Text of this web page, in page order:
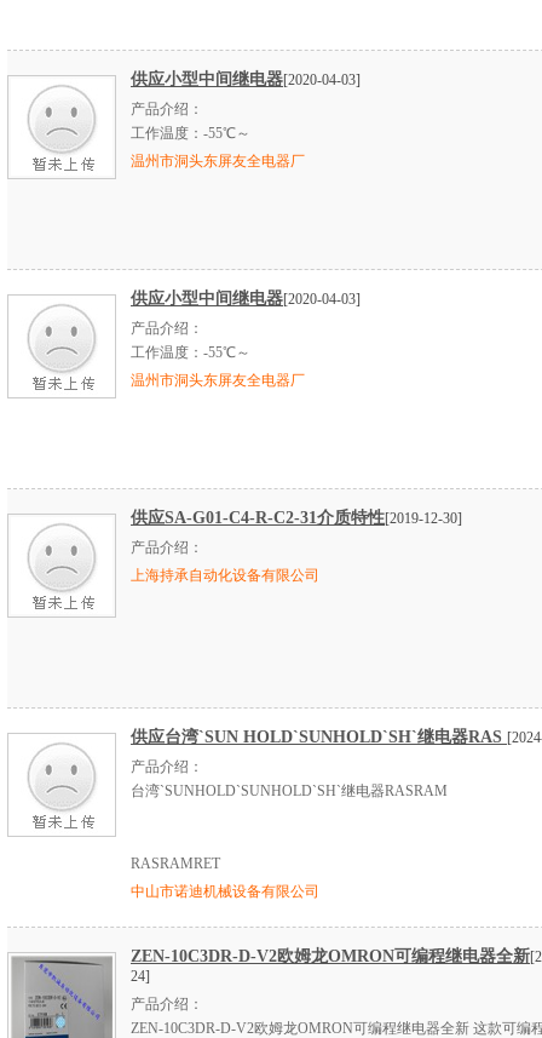
供应小型中间继电器[2020-04-03]
产品介绍：
工作温度：-55℃～
温州市洞头东屏友全电器厂
供应小型中间继电器[2020-04-03]
产品介绍：
工作温度：-55℃～
温州市洞头东屏友全电器厂
供应SA-G01-C4-R-C2-31介质特性[2019-12-30]
产品介绍：
上海持承自动化设备有限公司
供应台湾`SUN HOLD`SUNHOLD`SH`继电器RAS
产品介绍：
台湾`SUNHOLD`SUNHOLD`SH`继电器RASRAM
RASRAMRET
中山市诺迪机械设备有限公司
ZEN-10C3DR-D-V2欧姆龙OMRON可编程继电器全新
24]
产品介绍：
ZEN-10C3DR-D-V2欧姆龙OMRON可编程继电器全新 这款可编